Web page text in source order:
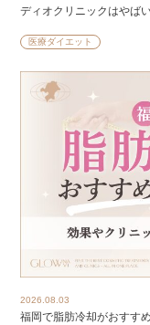
ディオクリニックはやば
医療ダイエット
2026.08.03
福岡で脂肪冷却がおすす